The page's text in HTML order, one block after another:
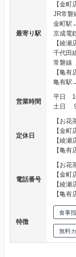
最寄り駅
【金町
JR常磐
金町駅
京成電
【綾瀬
千代田
常磐線
【亀有
亀有駅
営業時間
平日
土日
定休日
【お花
【金町
【綾瀬
【亀有
電話番号
【お花
【金
【綾
【亀
特徴
食事
無料